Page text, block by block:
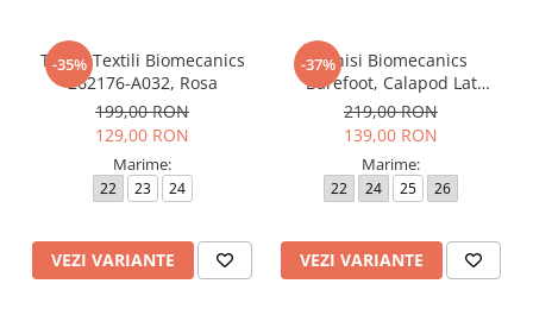
-35%
Tenisi Textili Biomecanics
262176-A032, Rosa
199,00 RON
129,00 RON
Marime:
22 23 24
VEZI VARIANTE
-37%
Tenisi Biomecanics
Barefoot, Calapod Lat
262190-E032 Rosa
219,00 RON
139,00 RON
Marime:
22 24 25 26
VEZI VARIANTE